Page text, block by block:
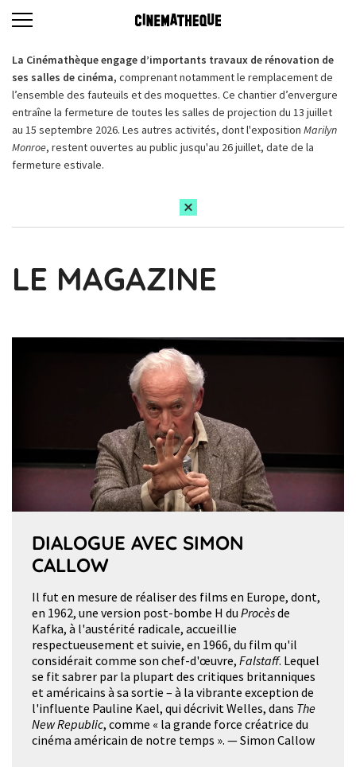
La Cinémathèque engage d’importants travaux de rénovation de
ses salles de cinéma, comprenant notamment le remplacement de
l’ensemble des fauteuils et des moquettes. Ce chantier d’envergure
entraîne la fermeture de toutes les salles de projection du 13 juillet
au 15 septembre 2026. Les autres activités, dont l'exposition Marilyn
Monroe, restent ouvertes au public jusqu'au 26 juillet, date de la
fermeture estivale.
LE MAGAZINE
DIALOGUE AVEC SIMON
CALLOW
Il fut en mesure de réaliser des films en Europe, dont,
en 1962, une version post-bombe H du Procèsde
Kafka, à l'austérité radicale, accueillie
respectueusement et suivie, en 1966, du film qu'il
considérait comme son chef-d'œuvre, Falstaff. Lequel
se fit sabrer par la plupart des critiques britanniques
et américains à sa sortie – à la vibrante exception de
l'influente Pauline Kael, qui décrivit Welles, dans The
New Republic, comme « la grande force créatrice du
cinéma américain de notre temps ». — Simon Callow